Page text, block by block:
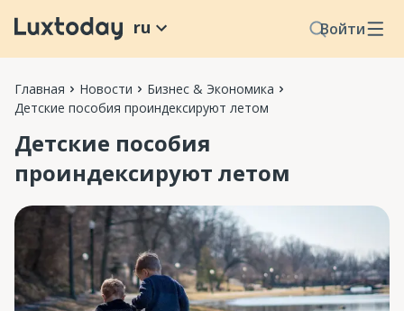
Войти
ru
Главная Новости
Бизнес & Экономика
Детские пособия проиндексируют летом
Детские пособия
проиндексируют летом